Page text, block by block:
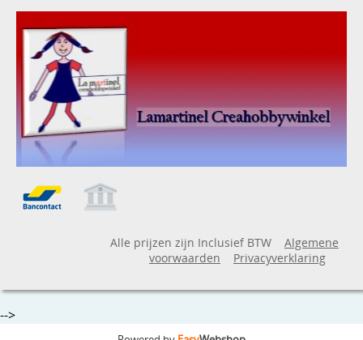
Alle prijzen zijn Inclusief BTW
Algemene
voorwaarden
Privacyverklaring
-->